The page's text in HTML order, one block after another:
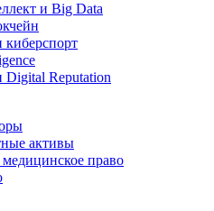
и Big Data
киберспорт
Digital Reputation
активы
право